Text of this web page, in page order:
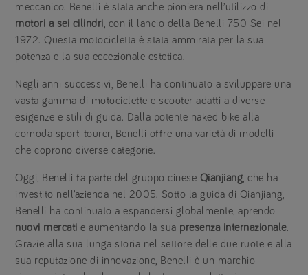
meccanico. Benelli è stata anche pioniera nell’utilizzo di
motori a sei cilindri , con il lancio della Benelli 750 Sei nel
1972. Questa motocicletta è stata ammirata per la sua
potenza e la sua eccezionale estetica.
Negli anni successivi, Benelli ha continuato a sviluppare una
vasta gamma di motociclette e scooter adatti a diverse
esigenze e stili di guida. Dalla potente naked bike alla
comoda sport-tourer, Benelli offre una varietà di modelli
che coprono diverse categorie.
Oggi, Benelli fa parte del gruppo cinese Qianjiang , che ha
investito nell’azienda nel 2005. Sotto la guida di Qianjiang,
Benelli ha continuato a espandersi globalmente, aprendo
nuovi mercati e aumentando la sua presenza internazionale.
Grazie alla sua lunga storia nel settore delle due ruote e alla
sua reputazione di innovazione, Benelli è un marchio